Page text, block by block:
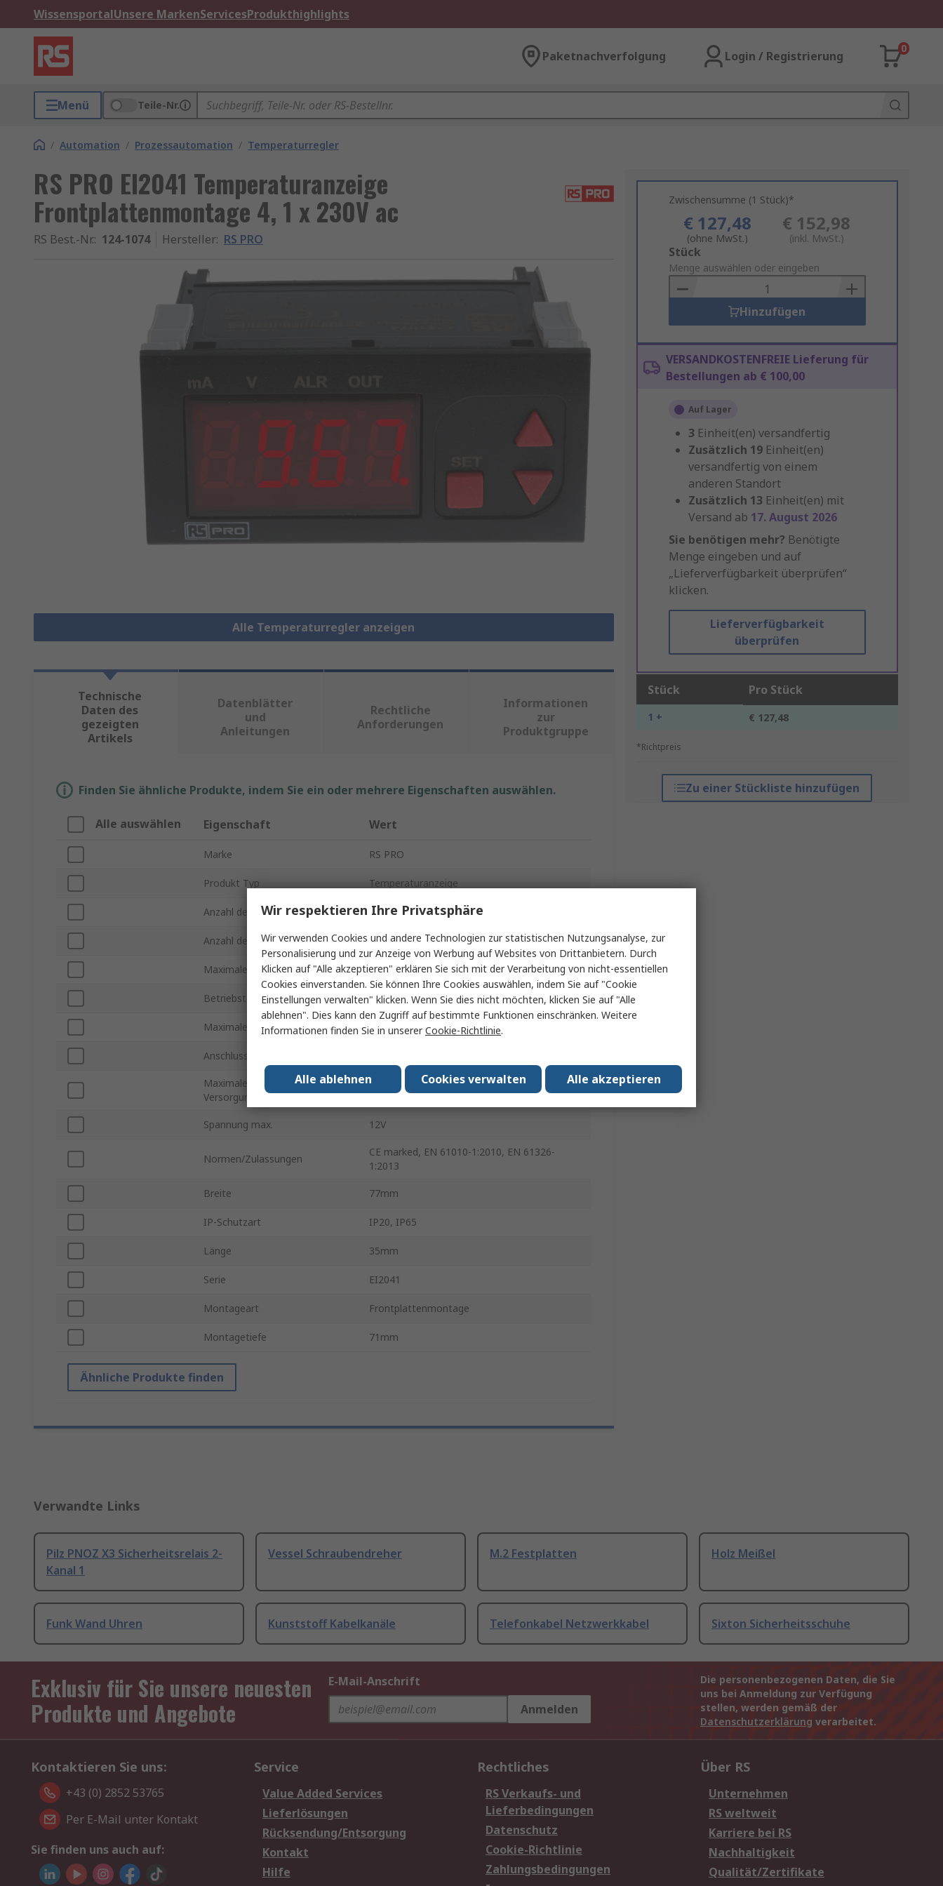
WissensportalUnsere MarkenServicesProdukthighlights
Paketnachverfolgung Login / Registrierung
0
Menü Teile-Nr.
/ Automation / Prozessautomation / Temperaturregler
RS PRO EI2041 Temperaturanzeige
Frontplattenmontage 4, 1 x 230V ac
RS Best.-Nr.: 124-1074 Hersteller: RS PRO
Alle Temperaturregler anzeigen
Zwischensumme (1 Stück)*
€ 127,48
(ohne MwSt.)
€ 152,98
(inkl. MwSt.)
Add
to
Basket
Stück
Menge auswählen oder eingeben
Hinzufügen
VERSANDKOSTENFREIE Lieferung für
Bestellungen ab € 100,00
Auf Lager
3 Einheit(en) versandfertig
Zusätzlich 19 Einheit(en)
versandfertig von einem
anderen Standort
Zusätzlich 13 Einheit(en) mit
Versand ab 17. August 2026
Sie benötigen mehr? Benötigte
Menge eingeben und auf
„Lieferverfügbarkeit überprüfen“
klicken.
Lieferverfügbarkeit
überprüfen
Stück Pro Stück
1 + € 127,48
*Richtpreis
Zu einer Stückliste hinzufügen
Technische
Daten des
gezeigten
Artikels
Datenblätter
und
Anleitungen
Rechtliche
Anforderungen
Informationen
zur
Produktgruppe
Finden Sie ähnliche Produkte, indem Sie ein oder mehrere Eigenschaften auswählen.
Alle auswählen Eigenschaft Wert
Marke RS PRO
Produkt Typ Temperaturanzeige
Anzahl der Eingänge 4
Anzahl der Ausgänge 1
Maximale Stromstärke 25mA
Betriebstemperatur min. 0°C
Maximale Betriebstemperatur 50°C
Anschlusstyp
Maximale
Versorgungsspannung
230V ac
Spannung max. 12V
Normen/Zulassungen
CE marked, EN 61010-1:2010, EN 61326-
1:2013
Breite 77mm
IP-Schutzart IP20, IP65
Länge 35mm
Serie EI2041
Montageart Frontplattenmontage
Montagetiefe 71mm
Ähnliche Produkte finden
Verwandte Links
Pilz PNOZ X3 Sicherheitsrelais 2-
Kanal 1
Vessel Schraubendreher M.2 Festplatten Holz Meißel
Funk Wand Uhren Kunststoff Kabelkanäle Telefonkabel Netzwerkkabel Sixton Sicherheitsschuhe
Exklusiv für Sie unsere neuesten
Produkte und Angebote
E-Mail-Anschrift
Anmelden
Die personenbezogenen Daten, die Sie
uns bei Anmeldung zur Verfügung
stellen, werden gemäß der
Datenschutzerklärung verarbeitet.
Kontaktieren Sie uns:
+43 (0) 2852 53765
Per E-Mail unter Kontakt
Sie finden uns auch auf:
Service
Value Added Services
Lieferlösungen
Rücksendung/Entsorgung
Kontakt
Hilfe
Rechtliches
RS Verkaufs- und
Lieferbedingungen
Datenschutz
Cookie-Richtlinie
Zahlungsbedingungen
Über RS
Unternehmen
RS weltweit
Karriere bei RS
Nachhaltigkeit
Qualität/Zertifikate
Wir respektieren Ihre Privatsphäre
Wir verwenden Cookies und andere Technologien zur statistischen Nutzungsanalyse, zur
Personalisierung und zur Anzeige von Werbung auf Websites von Drittanbietern. Durch
Klicken auf "Alle akzeptieren" erklären Sie sich mit der Verarbeitung von nicht-essentiellen
Cookies einverstanden. Sie können Ihre Cookies auswählen, indem Sie auf "Cookie
Einstellungen verwalten" klicken. Wenn Sie dies nicht möchten, klicken Sie auf "Alle
ablehnen". Dies kann den Zugriff auf bestimmte Funktionen einschränken. Weitere
Informationen finden Sie in unsererCookie-Richtlinie.
Alle akzeptieren
Cookies verwalten
Alle ablehnen